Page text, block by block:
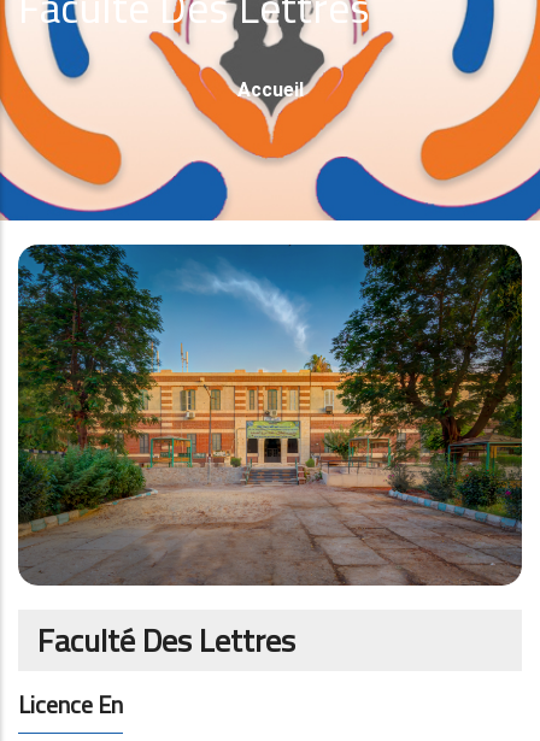
Fil
D'Ariane
Accueil
Faculté Des Lettres
Licence En